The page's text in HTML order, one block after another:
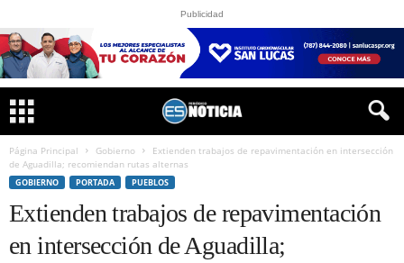
Publicidad
Página Principal Gobierno
Extienden trabajos de repavimentación en intersección
de Aguadilla; recomiendan rutas alternas
GOBIERNO PORTADA PUEBLOS
Extienden trabajos de repavimentación
en intersección de Aguadilla;